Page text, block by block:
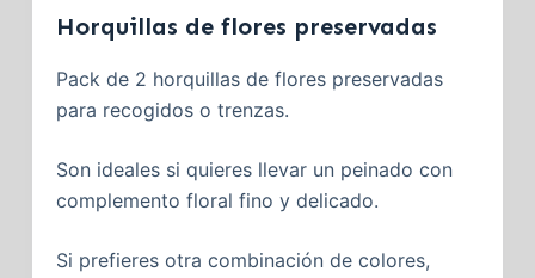
Horquillas de flores preservadas
Pack de 2 horquillas de flores preservadas
para recogidos o trenzas.
Son ideales si quieres llevar un peinado con
complemento floral fino y delicado.
Si prefieres otra combinación de colores,